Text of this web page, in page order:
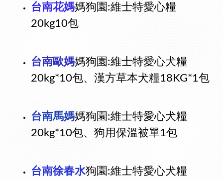
台南花媽媽狗園:維士特愛心糧
20kg10包
台南歐媽媽狗園:維士特愛心犬糧
20kg*10包、漢方草本犬糧18KG*1包
台南馬媽媽狗園:維士特愛心犬糧
20kg*10包、 狗用保溫被單1包
台南徐春水狗園:維士特愛心犬糧